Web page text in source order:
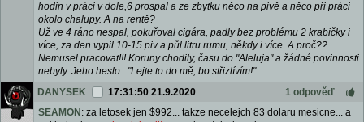
hodin v práci v dole,6 prospal a ze zbytku něco na pivě a něco při práci
okolo chalupy. A na rentě?
Už ve 4 ráno nespal, pokuřoval cigára, padly bez problému 2 krabičky i
více, za den vypil 10-15 piv a půl litru rumu, někdy i více. A proč??
Nemusel pracovat!!! Koruny chodily, času do "Aleluja" a žádné povinnosti
nebyly. Jeho heslo : "Lejte to do mě, bo střizlívím!"
DANYSEK
17:31:50 21.9.2020
1 odpověď
SEAMON : za letosek jen $992... takze necelejch 83 dolaru mesicne... a